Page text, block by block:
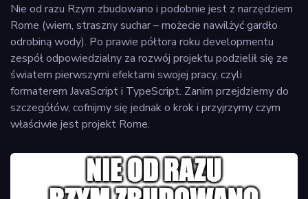
Nie od razu Rzym zbudowano i podobnie jest z narzędziem
Rome (wiem, straszny suchar – możecie nawilżyć gardło
odrobiną wody). Po prawie półtora roku developmentu
zespół odpowiedzialny za rozwój projektu podzielił się ze
światem pierwszymi efektami swojej pracy, czyli
formaterem JavaScript i TypeScript. Zanim przejdziemy do
szczegółów, cofnijmy się jednak o krok i przyjrzymy czym
właściwie jest projekt Rome.